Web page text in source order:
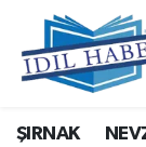
ŞIRNAK
Nöbetçi
Hava